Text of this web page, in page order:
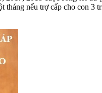
tháng nếu trợ cấp cho con